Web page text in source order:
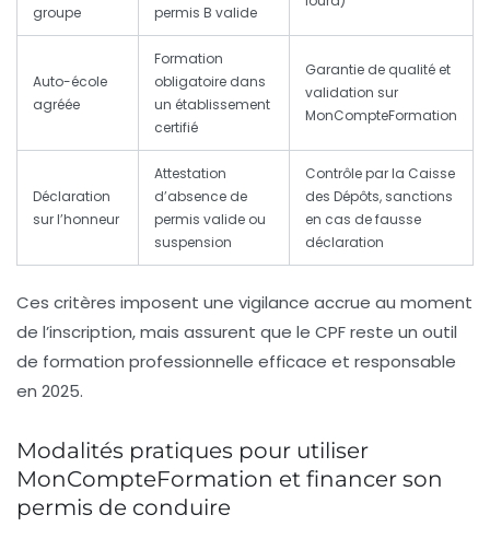
groupe permis B valide
Auto-école
agréée
Formation
obligatoire dans
un établissement
certifié
Garantie de qualité et
validation sur
MonCompteFormation
Déclaration
sur l’honneur
Attestation
d’absence de
permis valide ou
suspension
Contrôle par la Caisse
des Dépôts, sanctions
en cas de fausse
déclaration
Ces critères imposent une vigilance accrue au moment
de l’inscription, mais assurent que le CPF reste un outil
de formation professionnelle efficace et responsable
en 2025.
Modalités pratiques pour utiliser
MonCompteFormation et financer son
permis de conduire